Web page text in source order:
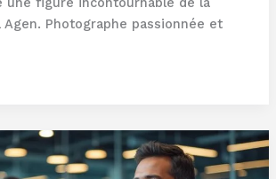
Photographe passionnée et